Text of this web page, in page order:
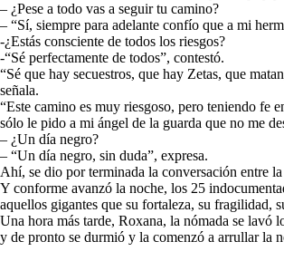
– ¿Pese a todo vas a seguir tu camino?
– “Sí, siempre para adelante confío que a mi
-¿Estás consciente de todos los riesgos?
-“Sé perfectamente de todos”, contestó.
“Sé que hay secuestros, que hay Zetas, que
señala.
“Este camino es muy riesgoso, pero teniendo fe
sólo le pido a mi ángel de la guarda que no me
– ¿Un día negro?
– “Un día negro, sin duda”, expresa.
Ahí, se dio por terminada la conversación entre
Y conforme avanzó la noche, los 25
aquellos gigantes que su fortaleza, su fragilidad,
Una hora más tarde, Roxana, la nómada se lavó
y de pronto se durmió y la comenzó a arrullar la